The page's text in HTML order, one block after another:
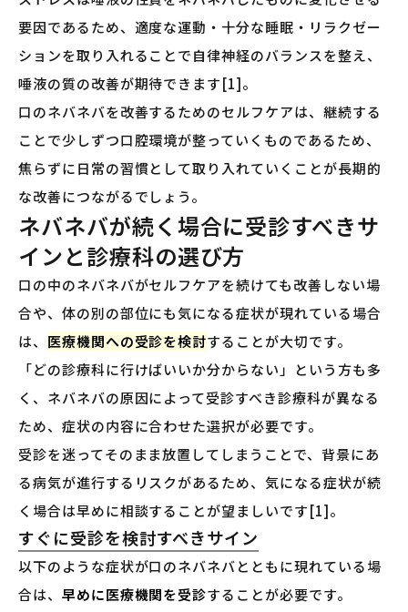
要因であるため、適度な運動・十分な睡眠・リラクゼー
ションを取り入れることで自律神経のバランスを整え、
唾液の質の改善が期待できます[1]。
口のネバネバを改善するためのセルフケアは、継続する
ことで少しずつ口腔環境が整っていくものであるため、
焦らずに日常の習慣として取り入れていくことが長期的
な改善につながるでしょう。
ネバネバが続く場合に受診すべきサ
インと診療科の選び方
口の中のネバネバがセルフケアを続けても改善しない場
合や、体の別の部位にも気になる症状が現れている場合
は、 医療機関への受診を検討することが大切です。
「どの診療科に行けばいいか分からない」という方も多
く、ネバネバの原因によって受診すべき診療科が異なる
ため、症状の内容に合わせた選択が必要です。
受診を迷ってそのまま放置してしまうことで、背景にあ
る病気が進行するリスクがあるため、気になる症状が続
く場合は早めに相談することが望ましいです[1]。
すぐに受診を検討すべきサイン
以下のような症状が口のネバネバとともに現れている場
合は、 早めに医療機関を受診することが必要です。